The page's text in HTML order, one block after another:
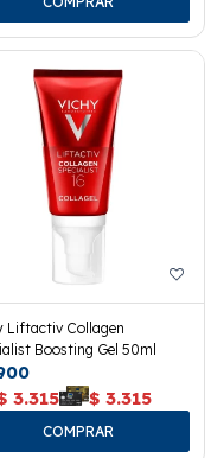
Liftactiv Collagen
Boosting Gel 50ml
3.315 $ 3.315